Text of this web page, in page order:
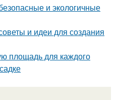
и экологичные
и идеи для создания
площадь для каждого